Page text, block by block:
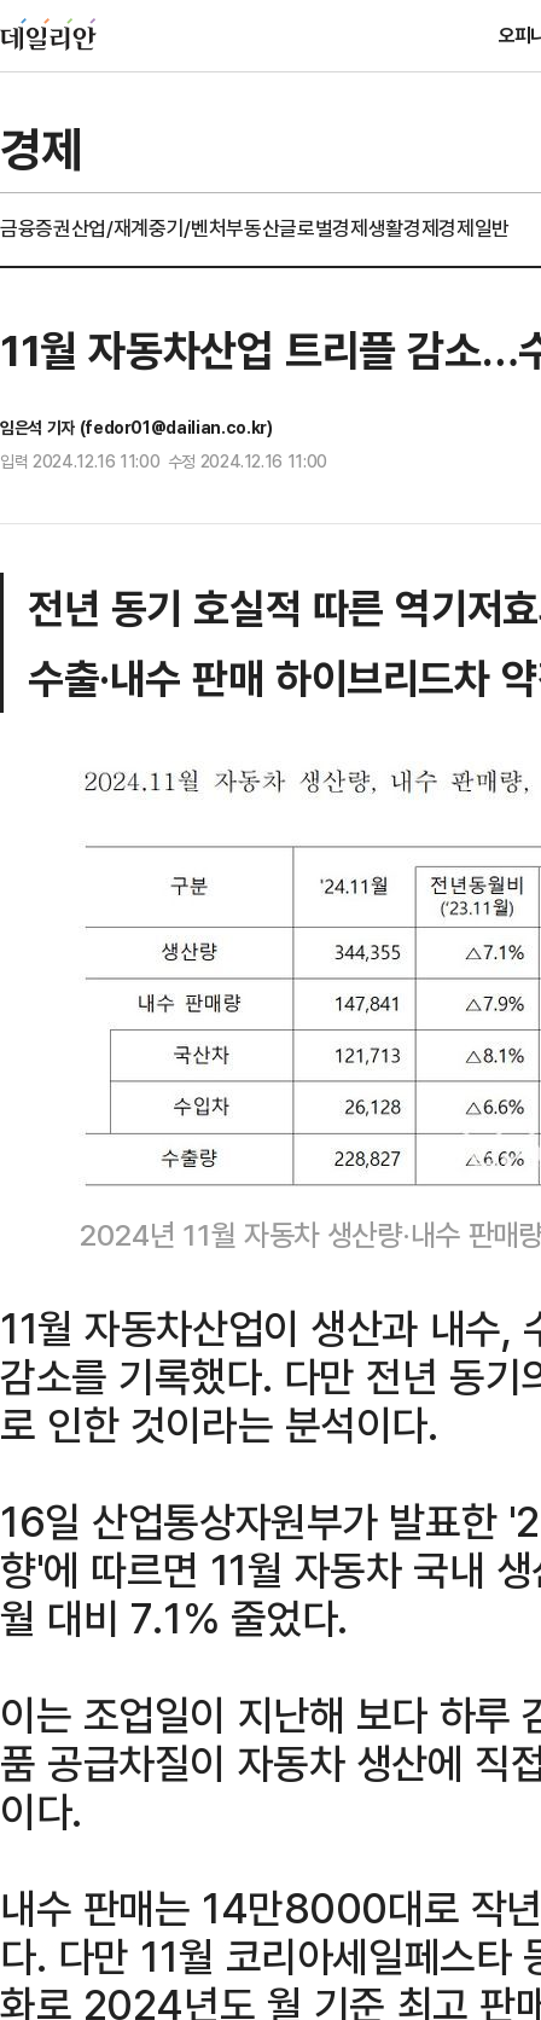
오피
경제
금융증권산업/재계중기/벤처부동산글로벌경제생활경제경제일반
11월 자동차산업 트리플 감소
임은석 기자 (fedor01@dailian.co.kr)
입력 2024.12.16 11:00 수정 2024.12.16 11:00
전년 동기 호실적 따른 역기저
수출·내수 판매 하이브리드차
2024년 11월 자동차 생산량·내수 판매
11월 자동차산업이 생산과 내수,
감소를 기록했다. 다만 전년 동
로 인한 것이라는 분석이다.
16일 산업통상자원부가 발표한
향'에 따르면 11월 자동차 국내
월 대비 7.1% 줄었다.
이는 조업일이 지난해 보다 하루
품 공급차질이 자동차 생산에 직
이다.
내수 판매는 14만8000대로 작
다. 다만 11월 코리아세일페스타
화로 2024년도 월 기준 최고 판